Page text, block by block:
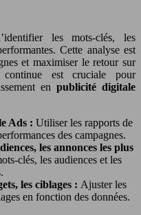
les mots-clés, les
Cette analyse est
et maximiser le retour sur
continue est cruciale pour
en publicité digitale
Ads : Utiliser les rapports de
des campagnes.
les annonces les plus
clés, les audiences et les
les ciblages : Ajuster les
en fonction des données.